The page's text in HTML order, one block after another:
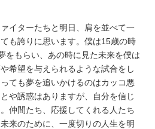
イターたちと明日、肩を並べて一
も誇りに思います。僕は15歳の時
をもらい、あの時に見た未来を僕は
希望を与えられるような試合をし
ても夢を追いかけるのはカッコ悪
や誘惑はありますが、自分を信じ
仲間たち、応援してくれる人たち
来のために、一度切りの人生を明